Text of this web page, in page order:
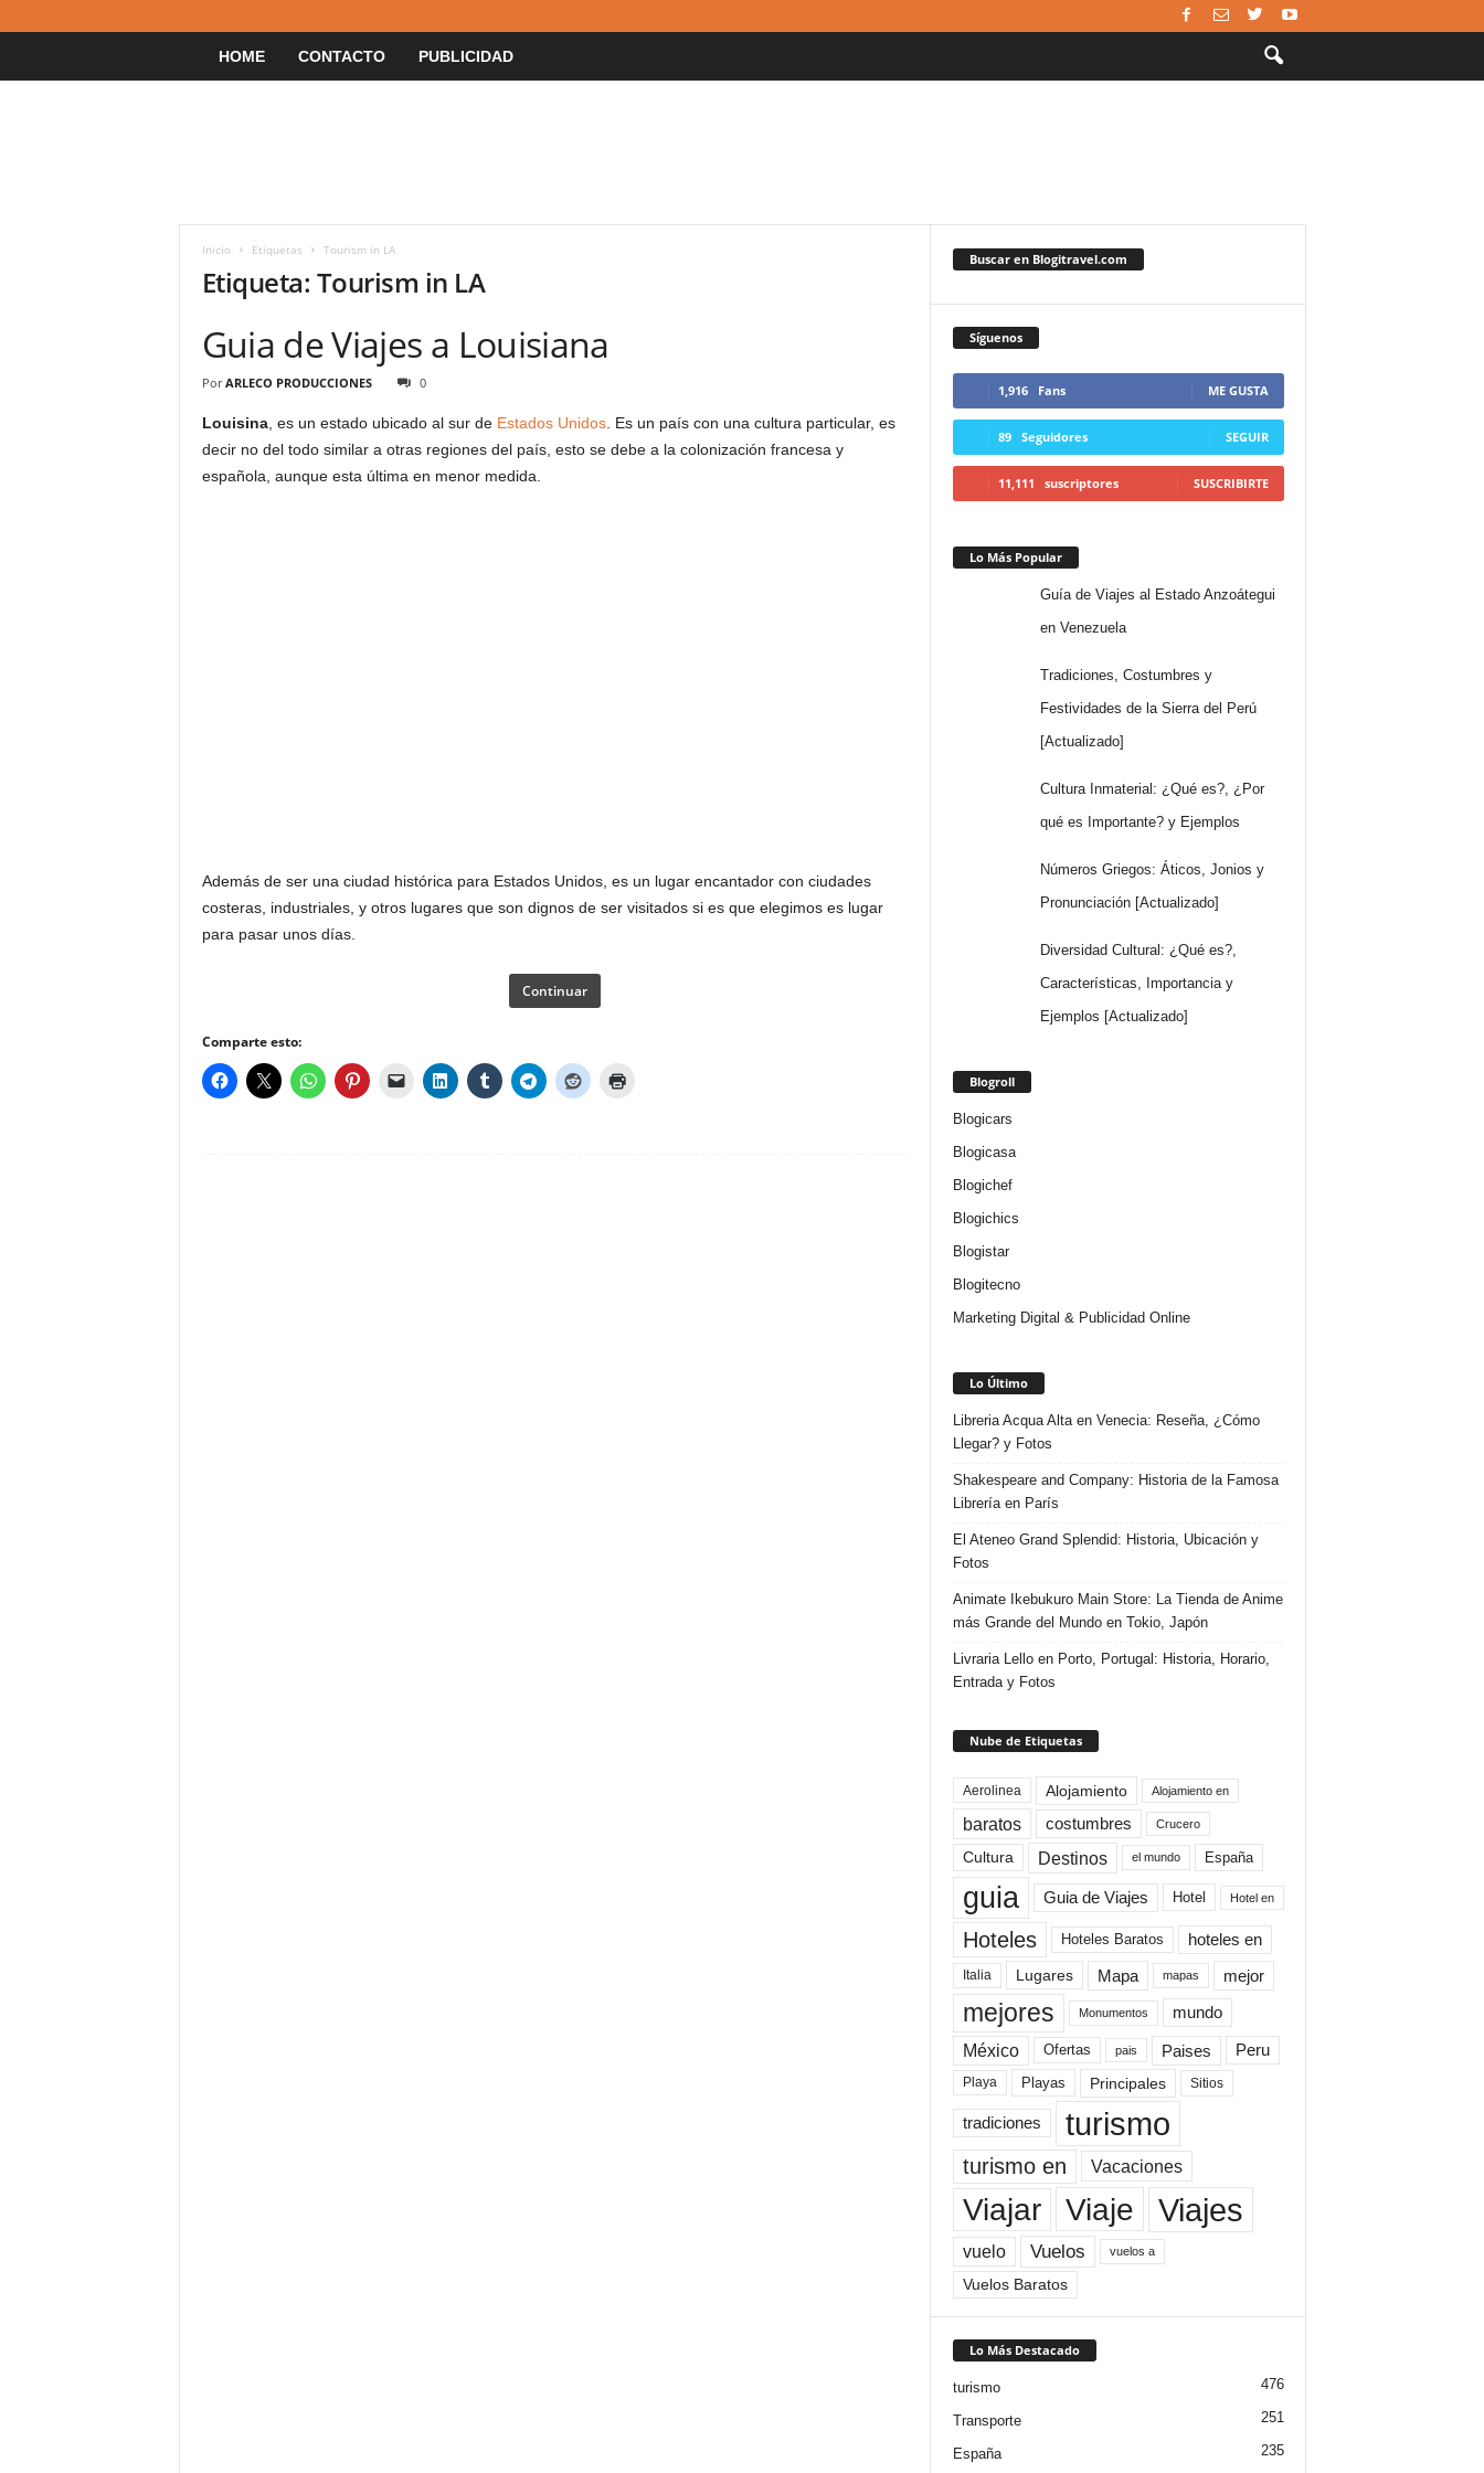
HOME CONTACTO PUBLICIDAD
Inicio Etiquetas Tourism in LA
Etiqueta: Tourism in LA
Guia de Viajes a Louisiana
Por ARLECO PRODUCCIONES 0
Louisina, es un estado ubicado al sur de Estados Unidos. Es un país con una cultura particular, es
decir no del todo similar a otras regiones del país, esto se debe a la colonización francesa y
española, aunque esta última en menor medida.
Además de ser una ciudad histórica para Estados Unidos, es un lugar encantador con ciudades
costeras, industriales, y otros lugares que son dignos de ser visitados si es que elegimos es lugar
para pasar unos días.
Continuar
Comparte esto:
Buscar en Blogitravel.com
Síguenos
1,916 Fans ME GUSTA
89 Seguidores SEGUIR
11,111 suscriptores SUSCRIBIRTE
Lo Más Popular
Guía de Viajes al Estado Anzoátegui
en Venezuela
Tradiciones, Costumbres y
Festividades de la Sierra del Perú
[Actualizado]
Cultura Inmaterial: ¿Qué es?, ¿Por
qué es Importante? y Ejemplos
Números Griegos: Áticos, Jonios y
Pronunciación [Actualizado]
Diversidad Cultural: ¿Qué es?,
Características, Importancia y
Ejemplos [Actualizado]
Blogroll
Blogicars
Blogicasa
Blogichef
Blogichics
Blogistar
Blogitecno
Marketing Digital & Publicidad Online
Lo Último
Libreria Acqua Alta en Venecia: Reseña, ¿Cómo
Llegar? y Fotos
Shakespeare and Company: Historia de la Famosa
Librería en París
El Ateneo Grand Splendid: Historia, Ubicación y
Fotos
Animate Ikebukuro Main Store: La Tienda de Anime
más Grande del Mundo en Tokio, Japón
Livraria Lello en Porto, Portugal: Historia, Horario,
Entrada y Fotos
Nube de Etiquetas
Aerolinea Alojamiento Alojamiento en
baratos costumbres Crucero
Cultura Destinos el mundo España
guia Guia de Viajes Hotel Hotel en
Hoteles Hoteles Baratos hoteles en
Italia Lugares Mapa mapas mejor
mejores Monumentos mundo
México Ofertas pais Paises Peru
Playa Playas Principales Sitios
tradiciones turismo
turismo en Vacaciones
Viajar Viaje Viajes
vuelo Vuelos vuelos a
Vuelos Baratos
Lo Más Destacado
turismo 476
Transporte 251
España 235